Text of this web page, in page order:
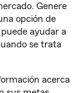
Genere
opción de
ayudar a
se trata
acerca